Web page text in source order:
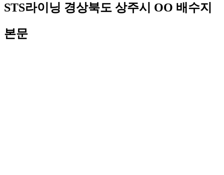
STS라이닝 경상북도 상주시 OO 배수지
본문